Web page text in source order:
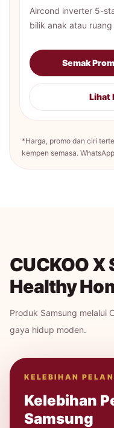
Aircond inverter 5-
bilik anak atau
Semak
Lihat
*Harga, promo dan ciri
kempen semasa.
CUCKOO
Healthy
Produk Samsung melalui
gaya hidup moden.
KELEBIHAN PELAN
Kelebihan
Samsung